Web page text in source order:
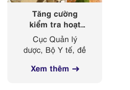
Tăng cường
kiểm tra hoạt
động kinh doanh
mỹ phẩm trên
các nền tảng
mạng xã hội
Cục Quản lý
dược, Bộ Y tế, đề
tỉnh, thành phố
Xem thêm